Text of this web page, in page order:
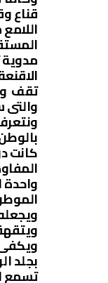
قناع
مدوية
تقف
كانت
واحدة
ويكفى
بجلد
تسمع